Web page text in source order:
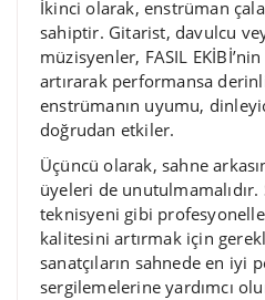
İkinci olarak, enstrüman
sahiptir. Gitarist, davulcu
müzisyenler, FASIL
artırarak performansa
enstrümanın uyumu,
doğrudan etkiler.
Üçüncü olarak, sahne
üyeleri de unutulmamalıdır.
teknisyeni gibi
kalitesini artırmak için
sanatçıların sahnede en iyi
sergilemelerine yardımcı